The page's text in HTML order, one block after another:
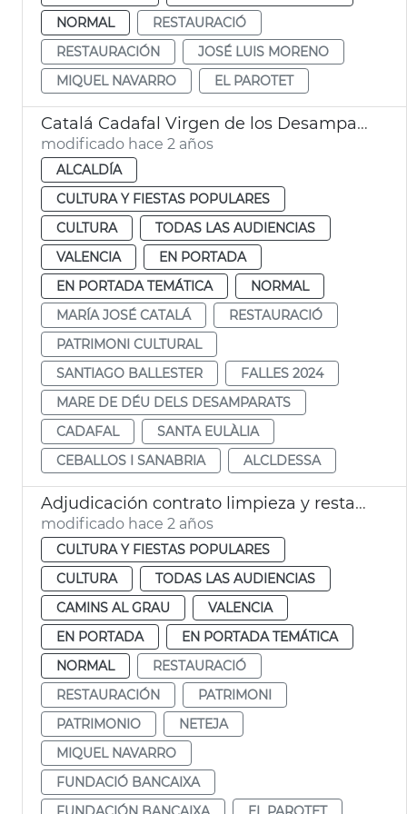
NORMAL
RESTAURACIÓ
RESTAURACIÓN
JOSÉ LUIS MORENO
MIQUEL NAVARRO
EL PAROTET
Catalá Cadafal Virgen de los Desamparados
modificado hace 2 años
ALCALDÍA
CULTURA Y FIESTAS POPULARES
CULTURA
TODAS LAS AUDIENCIAS
VALENCIA
EN PORTADA
EN PORTADA TEMÁTICA
NORMAL
MARÍA JOSÉ CATALÁ
RESTAURACIÓ
PATRIMONI CULTURAL
SANTIAGO BALLESTER
FALLES 2024
MARE DE DÉU DELS DESAMPARATS
CADAFAL
SANTA EULÀLIA
CEBALLOS I SANABRIA
ALCLDESSA
Adjudicación contrato limpieza y restauración de El Parotet
modificado hace 2 años
CULTURA Y FIESTAS POPULARES
CULTURA
TODAS LAS AUDIENCIAS
CAMINS AL GRAU
VALENCIA
EN PORTADA
EN PORTADA TEMÁTICA
NORMAL
RESTAURACIÓ
RESTAURACIÓN
PATRIMONI
PATRIMONIO
NETEJA
MIQUEL NAVARRO
FUNDACIÓ BANCAIXA